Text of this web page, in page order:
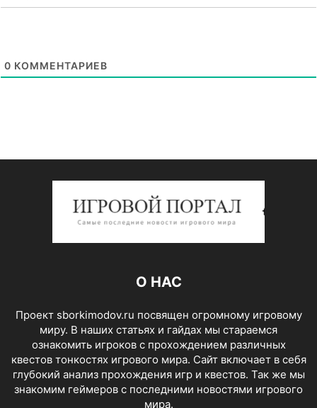
0 КОММЕНТАРИЕВ
О НАС
Проект sborkimodov.ru посвящен огромному игровому
миру. В наших статьях и гайдах мы стараемся
ознакомить игроков с прохождением различных
квестов тонкостях игрового мира. Сайт включает в себя
глубокий анализ прохождения игр и квестов. Так же мы
знакомим геймеров с последними новостями игрового
мира.